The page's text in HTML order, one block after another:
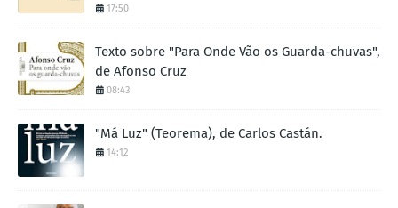
17:50
Texto sobre "Para Onde Vão os Guarda-chuvas",
de Afonso Cruz
08:43
"Má Luz" (Teorema), de Carlos Castán.
14:12